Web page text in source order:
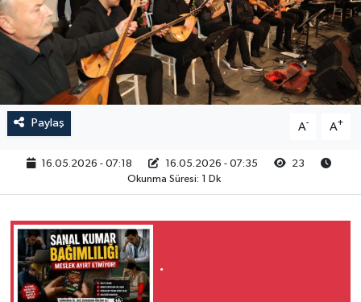
Paylaş A- A+
16.05.2026 - 07:18 16.05.2026 - 07:35
23
Okunma Süresi: 1 Dk
.
RESMİ İLAN